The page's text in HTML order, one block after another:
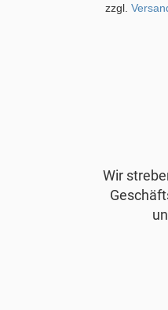
zzgl.
Wir